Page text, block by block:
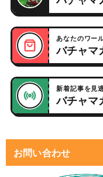
あなたのワー
バチャマ
新着記事を見
バチャマ
お問い合わせ